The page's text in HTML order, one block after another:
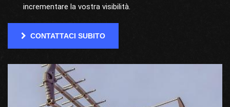
incrementare la vostra visibilità.
CONTATTACI SUBITO